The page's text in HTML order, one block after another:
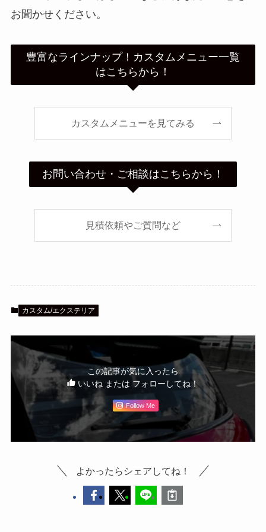
お聞かせください。
豊富なラインナップ！カスタムメニュー一覧
はこちらから！
カスタムメニューを見てみる
お問い合わせ・ご相談はこちらから！
見積依頼やご質問など
カスタム/エクステリア
この記事が気に入ったら
いいね または フォローしてね！
Follow Me
よかったらシェアしてね！